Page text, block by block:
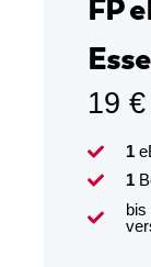
19
1
1
bis